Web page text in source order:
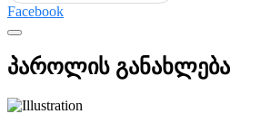
Facebook
პაროლის განახლება